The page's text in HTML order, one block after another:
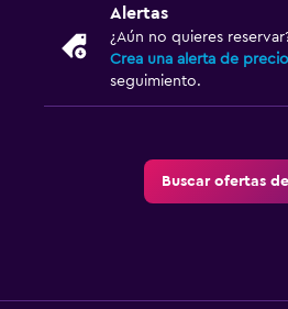
Alertas
¿Aún no quieres
Crea una alerta de
seguimiento.
Buscar ofertas